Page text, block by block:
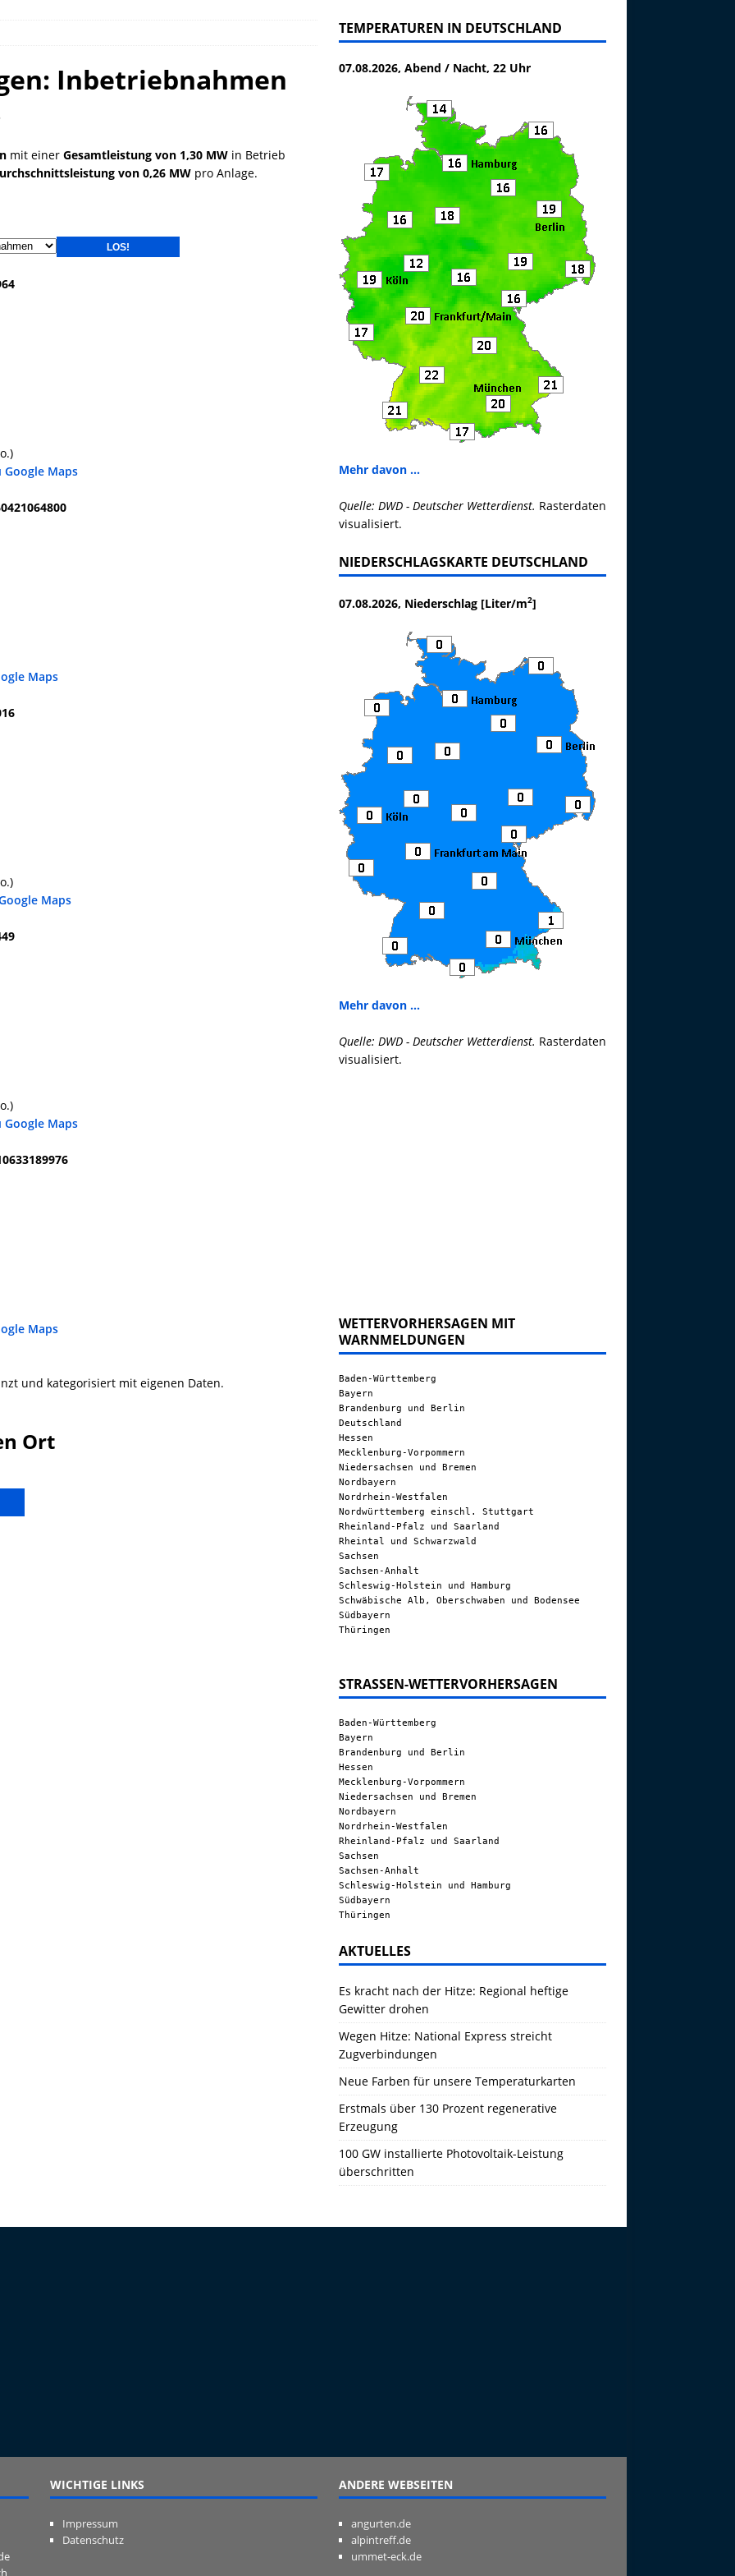
Inbetriebnahmen
mit einer Gesamtleistung von 1,30 MW in Betrieb
von 0,26 MW pro Anlage.
Google Maps
Maps
Maps
Google Maps
Maps
und kategorisiert mit eigenen Daten.
Ort
TEMPERATUREN IN DEUTSCHLAND
07.08.2026, Abend / Nacht, 22 Uhr
Mehr davon ...
Quelle: DWD - Deutscher Wetterdienst. Rasterdaten
visualisiert.
NIEDERSCHLAGSKARTE DEUTSCHLAND
07.08.2026, Niederschlag [Liter/m2]
Mehr davon ...
Quelle: DWD - Deutscher Wetterdienst. Rasterdaten
visualisiert.
WETTERVORHERSAGEN MIT
WARNMELDUNGEN
Baden-Württemberg
Bayern
Brandenburg und Berlin
Deutschland
Hessen
Mecklenburg-Vorpommern
Niedersachsen und Bremen
Nordbayern
Nordrhein-Westfalen
Nordwürttemberg einschl. Stuttgart
Rheinland-Pfalz und Saarland
Rheintal und Schwarzwald
Sachsen
Sachsen-Anhalt
Schleswig-Holstein und Hamburg
Schwäbische Alb, Oberschwaben und Bodensee
Südbayern
Thüringen
STRASSEN-WETTERVORHERSAGEN
Baden-Württemberg
Bayern
Brandenburg und Berlin
Hessen
Mecklenburg-Vorpommern
Niedersachsen und Bremen
Nordbayern
Nordrhein-Westfalen
Rheinland-Pfalz und Saarland
Sachsen
Sachsen-Anhalt
Schleswig-Holstein und Hamburg
Südbayern
Thüringen
AKTUELLES
Es kracht nach der Hitze: Regional heftige
Gewitter drohen
Wegen Hitze: National Express streicht
Zugverbindungen
Neue Farben für unsere Temperaturkarten
Erstmals über 130 Prozent regenerative
Erzeugung
100 GW installierte Photovoltaik-Leistung
überschritten
WICHTIGE LINKS
Impressum
Datenschutz
ANDERE WEBSEITEN
angurten.de
alpintreff.de
ummet-eck.de